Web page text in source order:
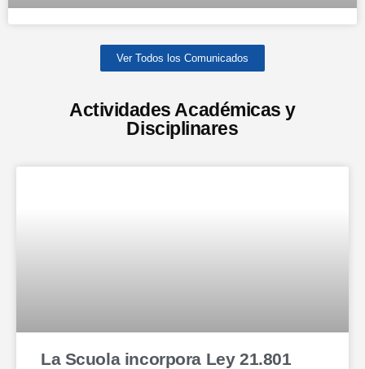
Ver Todos los Comunicados
Actividades Académicas y
Disciplinares
La Scuola incorpora Ley 21.801